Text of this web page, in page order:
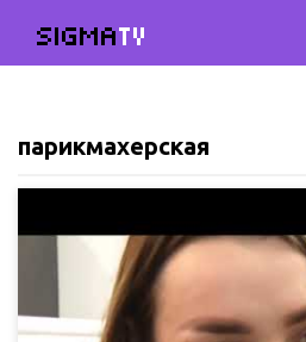
SIGMATV
парикмахерская